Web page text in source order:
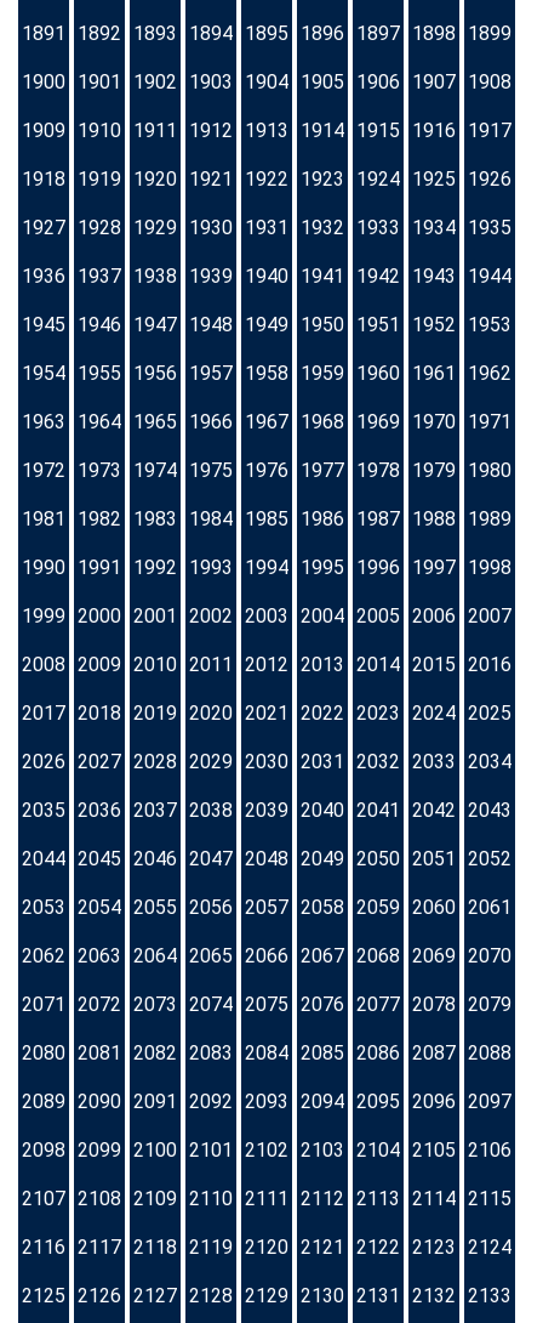
1891 1892 1893 1894 1895 1896 1897 1898 1899
1900 1901 1902 1903 1904 1905 1906 1907 1908
1909 1910 1911 1912 1913 1914 1915 1916 1917
1918 1919 1920 1921 1922 1923 1924 1925 1926
1927 1928 1929 1930 1931 1932 1933 1934 1935
1936 1937 1938 1939 1940 1941 1942 1943 1944
1945 1946 1947 1948 1949 1950 1951 1952 1953
1954 1955 1956 1957 1958 1959 1960 1961 1962
1963 1964 1965 1966 1967 1968 1969 1970 1971
1972 1973 1974 1975 1976 1977 1978 1979 1980
1981 1982 1983 1984 1985 1986 1987 1988 1989
1990 1991 1992 1993 1994 1995 1996 1997 1998
1999 2000 2001 2002 2003 2004 2005 2006 2007
2008 2009 2010 2011 2012 2013 2014 2015 2016
2017 2018 2019 2020 2021 2022 2023 2024 2025
2026 2027 2028 2029 2030 2031 2032 2033 2034
2035 2036 2037 2038 2039 2040 2041 2042 2043
2044 2045 2046 2047 2048 2049 2050 2051 2052
2053 2054 2055 2056 2057 2058 2059 2060 2061
2062 2063 2064 2065 2066 2067 2068 2069 2070
2071 2072 2073 2074 2075 2076 2077 2078 2079
2080 2081 2082 2083 2084 2085 2086 2087 2088
2089 2090 2091 2092 2093 2094 2095 2096 2097
2098 2099 2100 2101 2102 2103 2104 2105 2106
2107 2108 2109 2110 2111 2112 2113 2114 2115
2116 2117 2118 2119 2120 2121 2122 2123 2124
2125 2126 2127 2128 2129 2130 2131 2132 2133